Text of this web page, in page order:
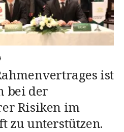
ist
bei der
Risiken im
zu unterstützen.